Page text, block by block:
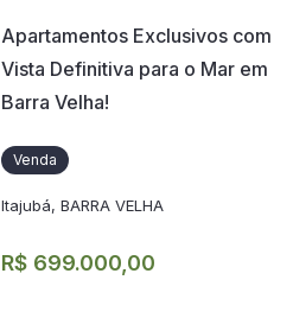
Apartamentos Exclusivos com
Vista Definitiva para o Mar em
Barra Velha!
Venda
Itajubá, BARRA VELHA
R$ 699.000,00